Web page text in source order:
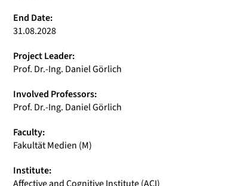
End Date:
31.08.2028
Project Leader:
Prof. Dr.-Ing. Daniel Görlich
Involved Professors:
Prof. Dr.-Ing. Daniel Görlich
Faculty:
Fakultät Medien (M)
Institute: